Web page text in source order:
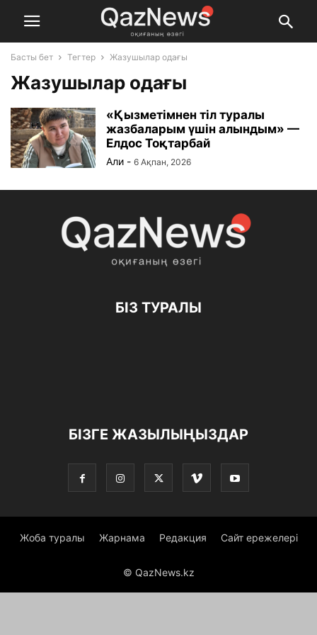
Басты бет Тегтер Жазушылар одағы
Жазушылар одағы
«Қызметімнен тіл туралы
жазбаларым үшін алындым» —
Елдос Тоқтарбай
Али - 6 Ақпан, 2026
БІЗ ТУРАЛЫ
БІЗГЕ ЖАЗЫЛЫҢЫЗДАР
Жоба туралы Жарнама Редакция Сайт ережелері
© QazNews.kz